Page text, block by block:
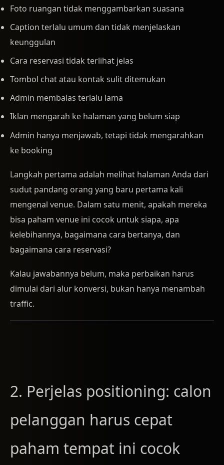
Foto ruangan tidak menggambarkan suasana
Caption terlalu umum dan tidak menjelaskan
keunggulan
Cara reservasi tidak terlihat jelas
Tombol chat atau kontak sulit ditemukan
Admin membalas terlalu lama
Iklan mengarah ke halaman yang belum siap
Admin hanya menjawab, tetapi tidak mengarahkan
ke booking
Langkah pertama adalah melihat halaman Anda dari
sudut pandang orang yang baru pertama kali
mengenal venue. Dalam satu menit, apakah mereka
bisa paham venue ini cocok untuk siapa, apa
kelebihannya, bagaimana cara bertanya, dan
bagaimana cara reservasi?
Kalau jawabannya belum, maka perbaikan harus
dimulai dari alur konversi, bukan hanya menambah
traffic.
2. Perjelas positioning: calon
pelanggan harus cepat
paham tempat ini cocok